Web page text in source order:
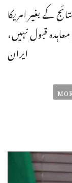
کے بغیر امریکا
قبول نہیں،
ایران